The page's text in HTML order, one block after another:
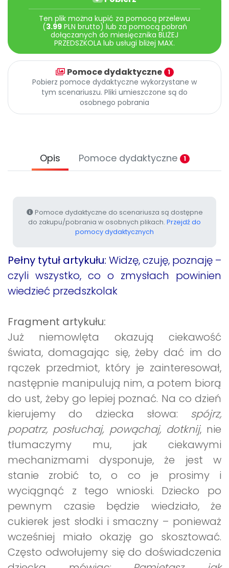
Archiwalne numery
Pomoc
Promocje
Ten plik można kupić za pomocą przelewu
(3.99PLN brutto) lub za pomocą pobrań
dołączanych do miesięcznika BLIŻEJ
PRZEDSZKOLA lub usługi bliżej MAX.
Pomoce dydaktyczne 1
Pobierz pomoce dydaktyczne wykorzystane w
tym scenariuszu. Pliki umieszczone są do
osobnego pobrania
Opis Pomoce dydaktyczne 1
Pomoce dydaktyczne do scenariusza są dostępne
do zakupu/pobrania w osobnych plikach. Przejdź do
pomocy dydaktycznych
Pełny tytuł artykułu: Widzę, czuję, poznaję –
czyli wszystko, co o zmysłach powinien
wiedzieć przedszkolak
Fragment artykułu:
Już niemowlęta okazują ciekawość
świata, domagając się, żeby dać im do
rączek przedmiot, który je zainteresował,
następnie manipulują nim, a potem biorą
do ust, żeby go lepiej poznać. Na co dzień
kierujemy do dziecka słowa: spójrz,
popatrz, posłuchaj, powąchaj, dotknij, nie
tłumaczymy mu, jak ciekawymi
mechanizmami dysponuje, że jest w
stanie zrobić to, o co je prosimy i
wyciągnąć z tego wnioski. Dziecko po
pewnym czasie będzie wiedziało, że
cukierek jest słodki i smaczny – ponieważ
wcześniej miało okazję go skosztować.
Często odwołujemy się do doświadczenia